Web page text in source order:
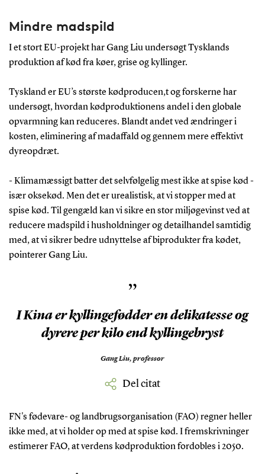
Mindre madspild
I et stort EU-projekt har Gang Liu undersøgt Tysklands
produktion af kød fra køer, grise og kyllinger.
Tyskland er EU’s største kødproducen,t og forskerne har
undersøgt, hvordan kødproduktionens andel i den globale
opvarmning kan reduceres. Blandt andet ved ændringer i
kosten, eliminering af madaffald og gennem mere effektivt
dyreopdræt.
- Klimamæssigt batter det selvfølgelig mest ikke at spise kød -
især oksekød. Men det er urealistisk, at vi stopper med at
spise kød. Til gengæld kan vi sikre en stor miljøgevinst ved at
reducere madspild i husholdninger og detailhandel samtidig
med, at vi sikrer bedre udnyttelse af biprodukter fra kødet,
pointerer Gang Liu.
”
I Kina er kyllingefødder en delikatesse og
dyrere per kilo end kyllingebryst
Gang Liu, professor
Del citat
FN's fødevare- og landbrugsorganisation (FAO) regner heller
ikke med, at vi holder op med at spise kød. I fremskrivninger
estimerer FAO, at verdens kødproduktion fordobles i 2050.